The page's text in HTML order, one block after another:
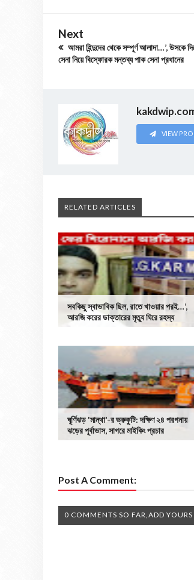
Next
আমরা হিন্দুদের থেকে সম্পূর্ণ আলাদা…’, উসকে
সেনা নিয়ে বিস্ফোরক মন্তব্য পাক সেনা প্রধানের
VIEW
RELATED ARTICLES
সবকিছু স্বাভাবিক ছিল, রাতে খাওয়ার পরই…’,
আরজি করের ডাক্তারের মৃত্যু ঘিরে রহস্য
ঘূর্ণিঝড় 'মান্থা'-র ভ্রুকুটি: দক্ষিণ ২৪ পরগনায়
ঝড়ের পূর্বাভাস, সাগরে মাইকিং প্রচার
Post A Comment:
0 COMMENTS SO FAR,ADD YOURS